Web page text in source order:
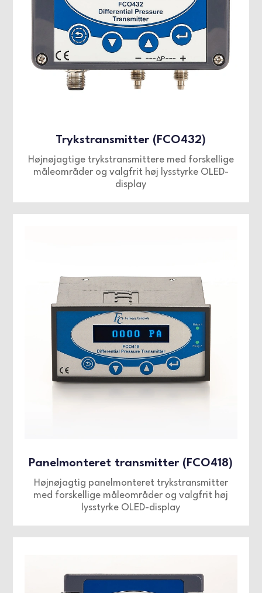
FLOWTEST-UDSTYR
VIDEOER
Trykstransmitter (FCO432)
Højnøjagtige trykstransmittere med forskellige
måleområder og valgfrit høj lysstyrke OLED-
display
Panelmonteret transmitter (FCO418)
Højnøjagtig panelmonteret trykstransmitter
med forskellige måleområder og valgfrit høj
lysstyrke OLED-display